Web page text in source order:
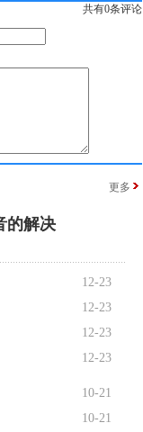
共有0条评论
更多
的解决
12-23
12-23
12-23
12-23
10-21
10-21